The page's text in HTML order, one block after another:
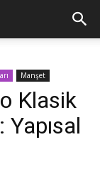
Manşet
Klasik
Yapısal